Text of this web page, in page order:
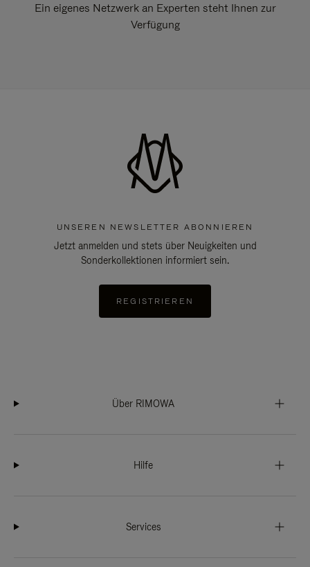
Ein eigenes Netzwerk an Experten steht Ihnen zur
Verfügung
UNSEREN NEWSLETTER ABONNIEREN
Jetzt anmelden und stets über Neuigkeiten und
Sonderkollektionen informiert sein.
REGISTRIEREN
Über RIMOWA
Hilfe
Services